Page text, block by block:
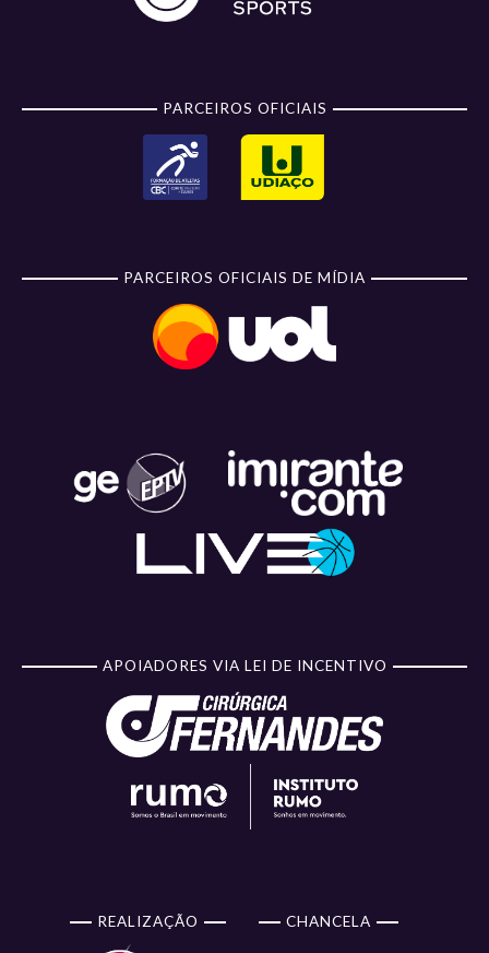
PARCEIROS OFICIAIS
PARCEIROS OFICIAIS DE MÍDIA
APOIADORES VIA LEI DE INCENTIVO
REALIZAÇÃO CHANCELA